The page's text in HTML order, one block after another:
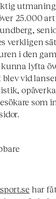
25.000
verkligen
i den
lyfta
blev vid
som
har